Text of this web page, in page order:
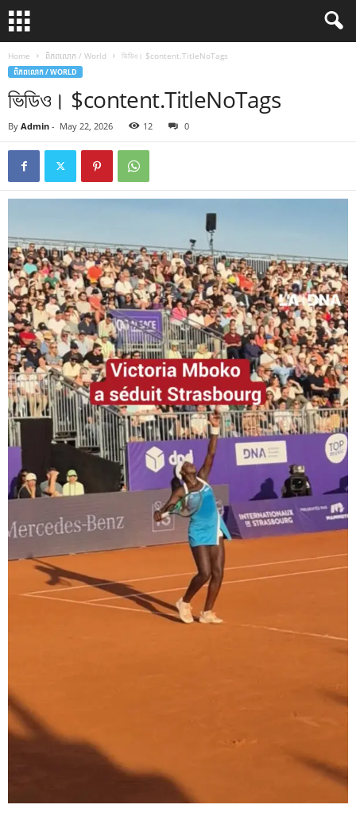
Home ពិភពលោក / World ভিডিও। $content.TitleNoTags
ពិភពលោក / WORLD
ভিডিও। $content.TitleNoTags
By Admin - May 22, 2026 12 0